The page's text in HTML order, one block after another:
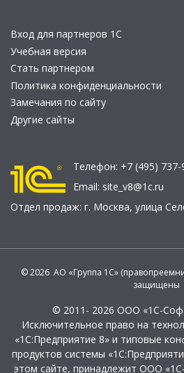
Вход для партнеров 1С
Учебная версия
Стать партнером
Политика конфиденциальности
Замечания по сайту
Другие сайты
Телефон: +7 (495)
Email: site_v8@1c.ru
Отдел продаж: г. Москва, улица
© 2026 АО «Группа 1С»
защищены
© 2011- 2026 ООО «1С-
Исключительное право на
«1С:Предприятие 8» и типовые
продуктов системы
этом сайте, принадлежит ООО